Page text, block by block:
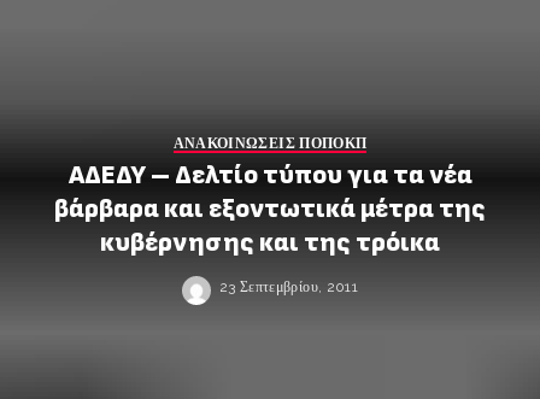
ΑΝΑΚΟΙΝΩΣΕΙΣ ΠΟΠΟΚΠ
ΑΔΕΔΥ – Δελτίο τύπου για τα νέα
βάρβαρα και εξοντωτικά μέτρα της
κυβέρνησης και της τρόικα
23 Σεπτεμβρίου, 2011